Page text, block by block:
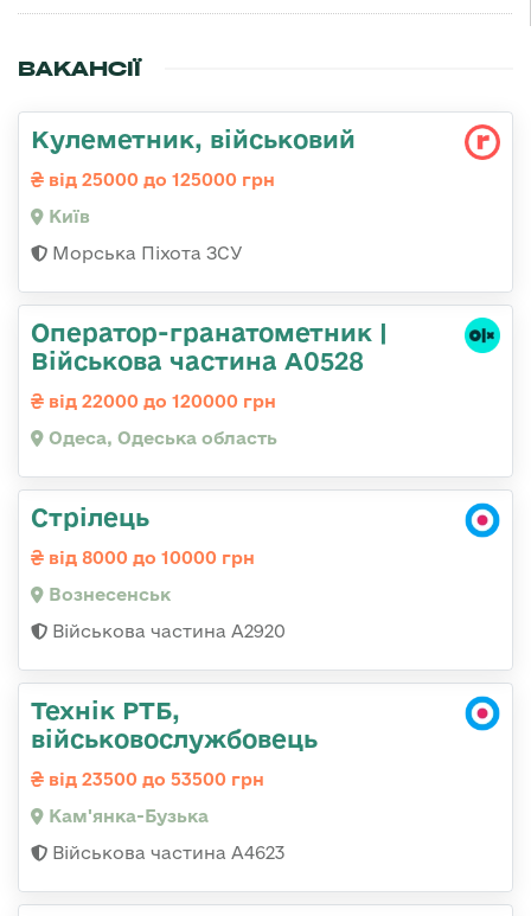
ВАКАНСІЇ
Кулеметник, військовий
від 25000 до 125000 грн
Київ
Морська Піхота ЗСУ
Оператор-гранатометник |
Військова частина А0528
від 22000 до 120000 грн
Одеса, Одеська область
Стрілець
від 8000 до 10000 грн
Вознесенськ
Військова частина А2920
Технік РТБ,
військовослужбовець
від 23500 до 53500 грн
Кам'янка-Бузька
Військова частина А4623